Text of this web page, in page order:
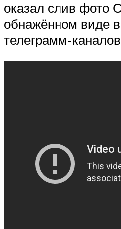
оказал слив фото
обнажённом виде
телеграмм-